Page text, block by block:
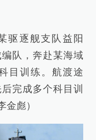
驱逐舰支队益阳
队，奔赴某海域
目训练。航渡途
完成多个科目训
金彪）